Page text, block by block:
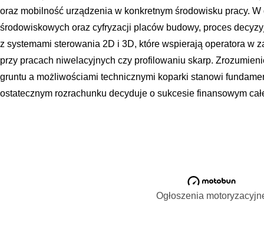
oraz mobilność urządzenia w konkretnym środowisku pracy.
środowiskowych oraz cyfryzacji placów budowy, proces
z systemami sterowania 2D i 3D, które wspierają operatora w
przy pracach niwelacyjnych czy profilowaniu skarp.
gruntu a możliwościami technicznymi koparki stanowi
ostatecznym rozrachunku decyduje o sukcesie finansowym
Ogłoszenia